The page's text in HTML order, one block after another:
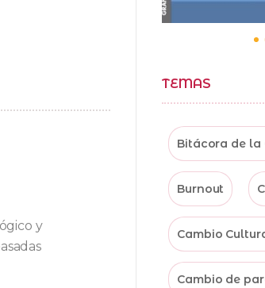
y
TEMAS
Bitácora de la
Burnout
Cambio
Cambio de